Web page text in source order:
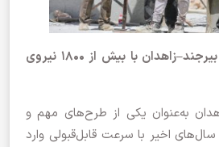
حرکت پرقدرت راه‌آهن بیرجند–زاهدان با بیش از ۱۸۰۰ نیروی
به‌عنوان یکی از طرح‌های مهم و
اخیر با سرعت قابل‌قبولی وارد